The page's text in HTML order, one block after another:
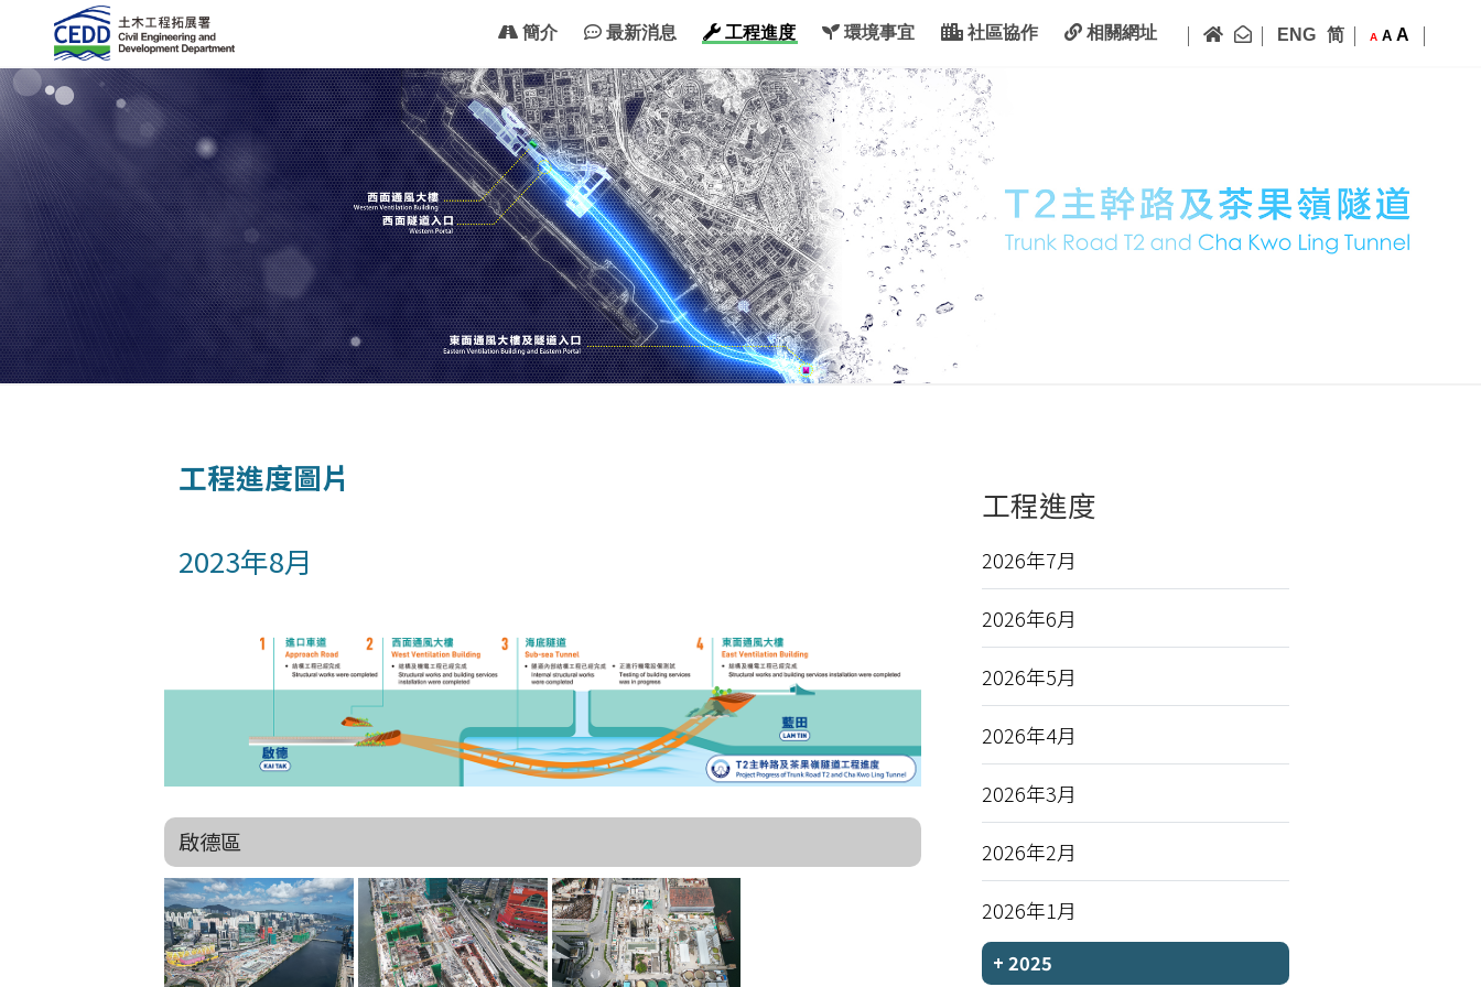
簡介 最新消息 工程進度 環境事宜 社區協作 相關網址 | 主頁聯絡我們
| ENG 简 | A A A |
工程進度圖片
2023年8月
啟德區
工程進度
2026年7月
2026年6月
2026年5月
2026年4月
2026年3月
2026年2月
2026年1月
+ 2025